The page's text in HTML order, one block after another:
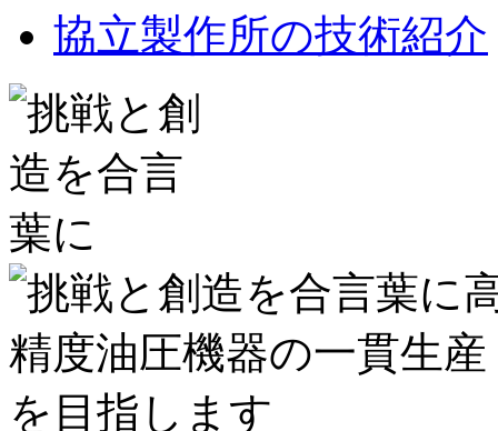
協立製作所の技術紹介